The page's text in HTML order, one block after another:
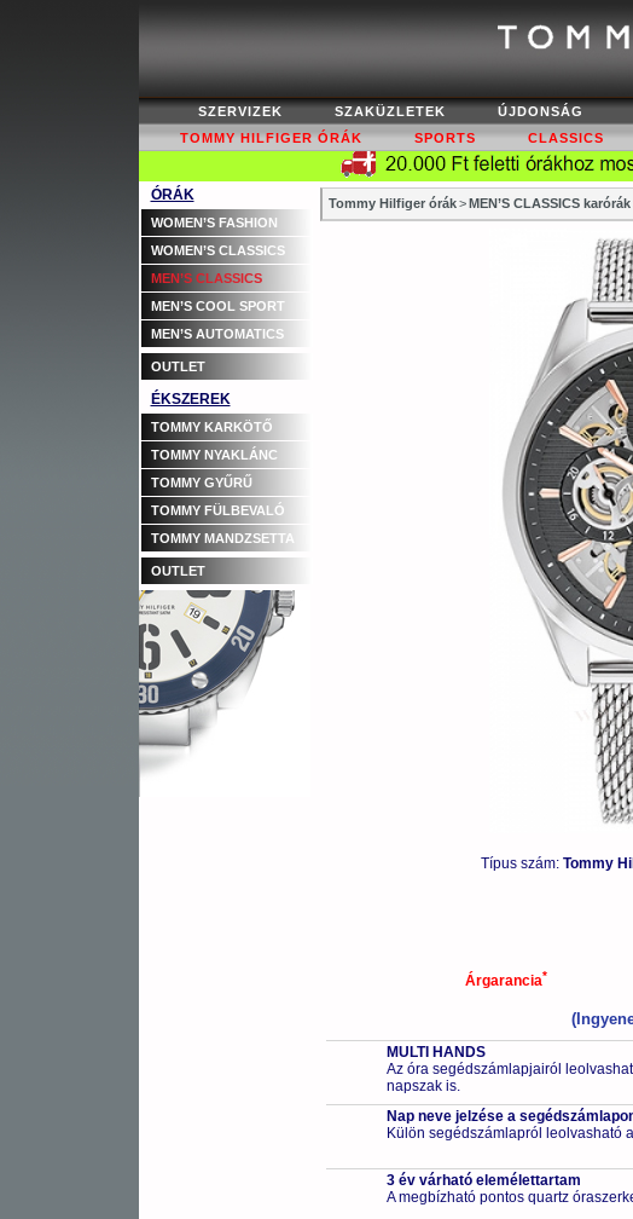
SZERVIZEK SZAKÜZLETEK ÚJDONSÁG
TOMMY HILFIGER ÓRÁK
SPORTS CLASSICS
ÓRÁK
WOMEN’S FASHION
WOMEN’S CLASSICS
MEN’S CLASSICS
MEN’S COOL SPORT
MEN’S AUTOMATICS
OUTLET
ÉKSZEREK
TOMMY KARKÖTŐ
TOMMY NYAKLÁNC
TOMMY GYŰRŰ
TOMMY FÜLBEVALÓ
TOMMY MANDZSETTA
OUTLET
Tommy Hilfiger órák > MEN’S CLASSICS karórák
Típus szám: Tommy
Árgarancia*
MULTI HANDS
Az óra segédszámlapjairól
napszak is.
Nap neve jelzése a
Külön segédszámlapról leolvasható
3 év várható elemélettartam
A megbízható pontos quartz